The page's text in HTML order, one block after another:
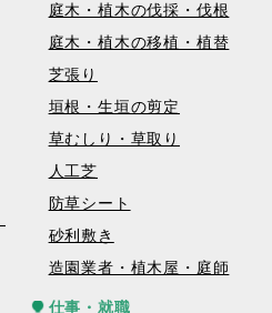
庭木・植木の伐採・伐根
庭木・植木の移植・植替
芝張り
垣根・生垣の剪定
草むしり・草取り
人工芝
防草シート
砂利敷き
造園業者・植木屋・庭師
仕事・就職